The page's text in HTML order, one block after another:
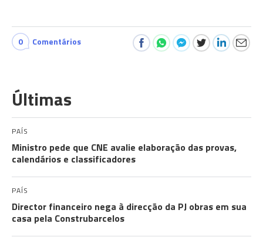
0 Comentários
Últimas
PAÍS
Ministro pede que CNE avalie elaboração das provas,
calendários e classificadores
PAÍS
Director financeiro nega à direcção da PJ obras em sua
casa pela Construbarcelos